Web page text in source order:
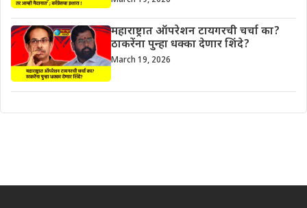
महाराष्ट्रात ऑपरेशन टायगरची चर्चा का?
ठाकरेंना पुन्हा धक्का देणार शिंदे?
March 19, 2026